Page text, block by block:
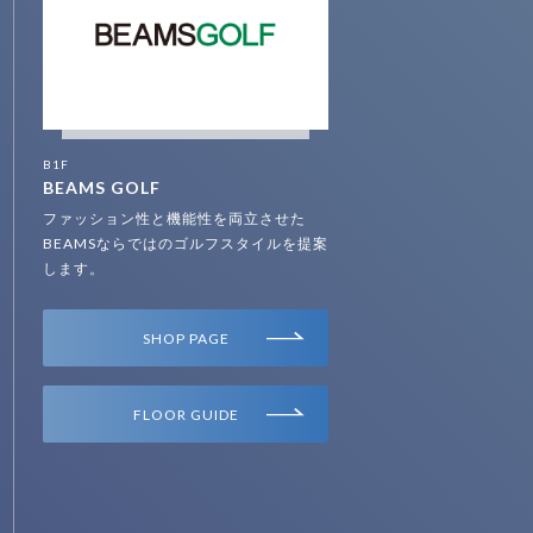
B1F
BEAMS GOLF
ファッション性と機能性を両立させた
BEAMSならではのゴルフスタイルを提案
します。
SHOP PAGE
FLOOR GUIDE